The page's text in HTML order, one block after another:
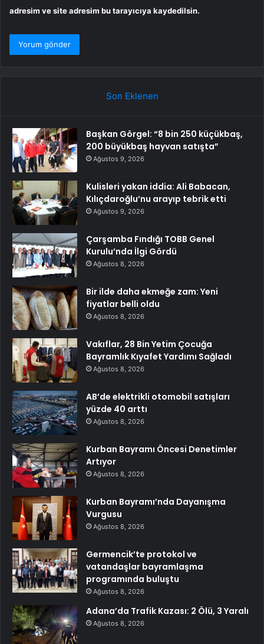
adresim ve site adresim bu tarayıcıya kaydedilsin.
Son Eklenen
Başkan Görgel: “8 bin 250 küçükbaş,
200 büyükbaş hayvan satışta”
Ağustos 9, 2026
Kulisleri yakan iddia: Ali Babacan,
Kılıçdaroğlu’nu arayıp tebrik etti
Ağustos 9, 2026
Çarşamba Fındığı TOBB Genel
Kurulu’nda İlgi Gördü
Ağustos 8, 2026
Bir ilde daha ekmeğe zam: Yeni
fiyatlar belli oldu
Ağustos 8, 2026
Vakıflar, 28 Bin Yetim Çocuğa
Bayramlık Kıyafet Yardımı Sağladı
Ağustos 8, 2026
AB’de elektrikli otomobil satışları
yüzde 40 arttı
Ağustos 8, 2026
Kurban Bayramı Öncesi Denetimler
Artıyor
Ağustos 8, 2026
Kurban Bayramı’nda Dayanışma
Vurgusu
Ağustos 8, 2026
Germencik’te protokol ve
vatandaşlar bayramlaşma
programında buluştu
Ağustos 8, 2026
Adana’da Trafik Kazası: 2 Ölü, 3 Yaralı
Ağustos 8, 2026